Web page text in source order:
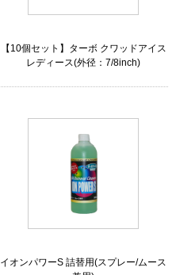
【10個セット】ターボ クワッドアイス
レディース(外径：7/8inch)
イオンパワーS 詰替用(スプレー/ムース